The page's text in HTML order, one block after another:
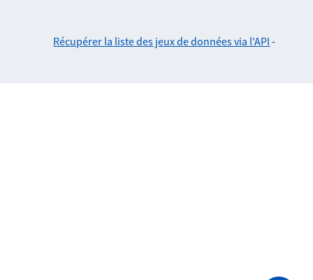
Récupérer la liste des jeux de données via l'API -